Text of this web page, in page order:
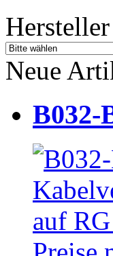
Hersteller
Neue
B032-